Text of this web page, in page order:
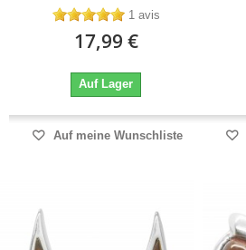
1 avis
17,99 €
Auf Lager
Auf meine Wunschliste